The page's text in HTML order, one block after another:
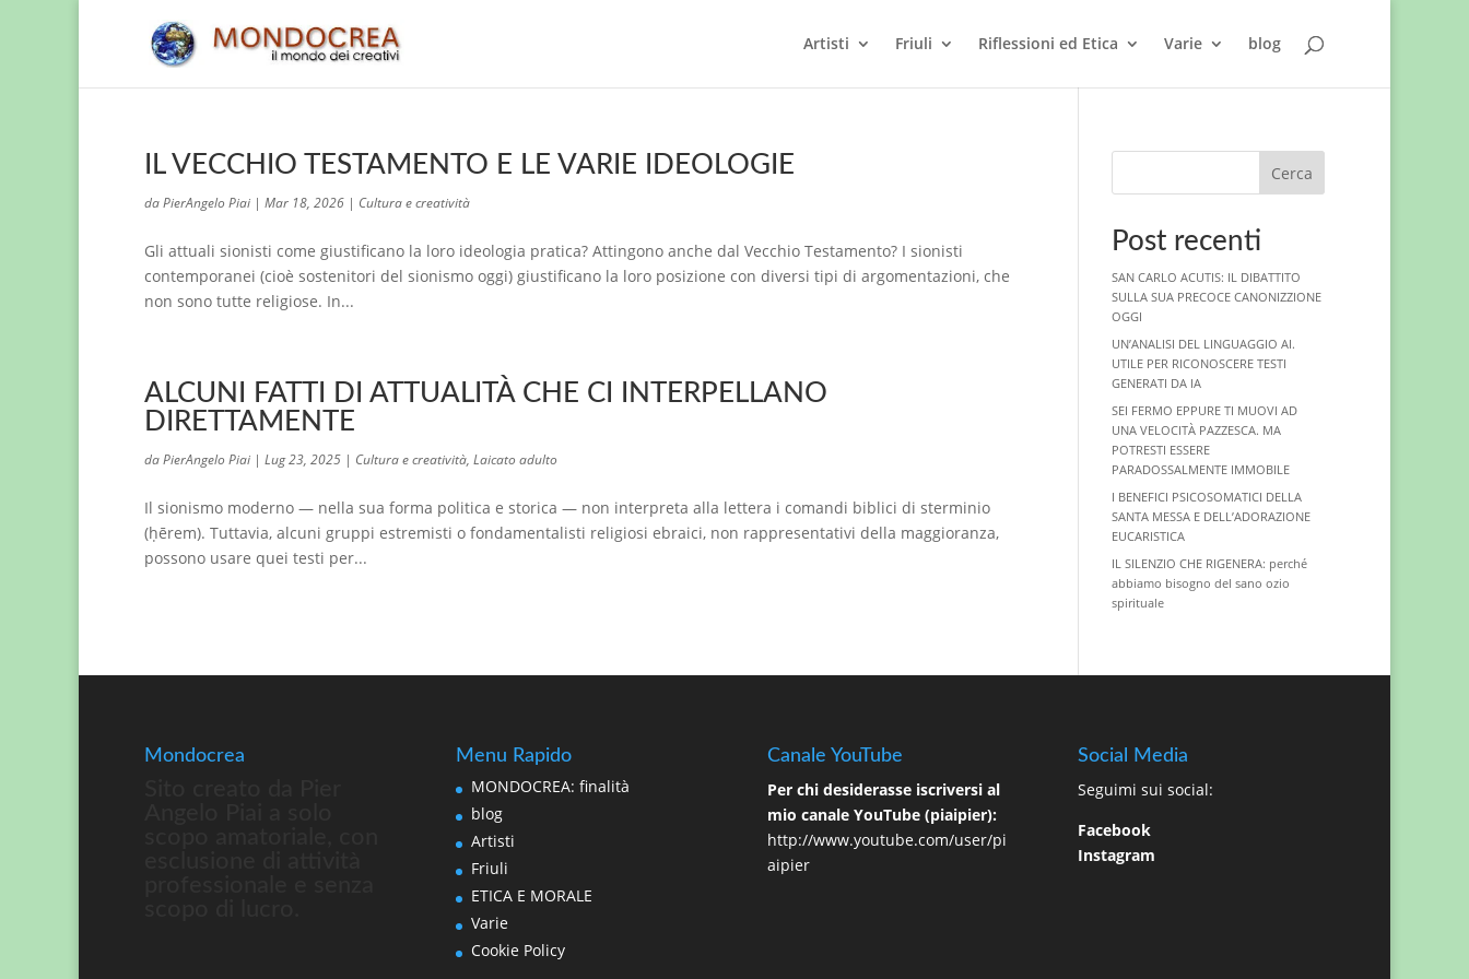
Artisti Friuli Riflessioni ed Etica Varie blog
IL VECCHIO TESTAMENTO E LE VARIE IDEOLOGIE
daPierAngelo Piai | Mar 18, 2026 | Cultura e creatività
Gli attuali sionisti come giustificano la loro ideologia pratica? Attingono anche dal Vecchio Testamento? I sionisti
contemporanei (cioè sostenitori del sionismo oggi) giustificano la loro posizione con diversi tipi di argomentazioni, che
non sono tutte religiose. In...
ALCUNI FATTI DI ATTUALITÀ CHE CI INTERPELLANO
DIRETTAMENTE
daPierAngelo Piai | Lug 23, 2025 | Cultura e creatività, Laicato adulto
Il sionismo moderno — nella sua forma politica e storica — non interpreta alla lettera i comandi biblici di sterminio
(ḥērem). Tuttavia, alcuni gruppi estremisti o fondamentalisti religiosi ebraici, non rappresentativi della maggioranza,
possono usare quei testi per...
Cerca
Post recenti
SAN CARLO ACUTIS: IL DIBATTITO
SULLA SUA PRECOCE CANONIZZIONE
OGGI
UN’ANALISI DEL LINGUAGGIO AI.
UTILE PER RICONOSCERE TESTI
GENERATI DA IA
SEI FERMO EPPURE TI MUOVI AD
UNA VELOCITÀ PAZZESCA. MA
POTRESTI ESSERE
PARADOSSALMENTE IMMOBILE
I BENEFICI PSICOSOMATICI DELLA
SANTA MESSA E DELL’ADORAZIONE
EUCARISTICA
IL SILENZIO CHE RIGENERA: perché
abbiamo bisogno del sano ozio
spirituale
Mondocrea Menu Rapido
MONDOCREA: finalità
blog
Artisti
Friuli
ETICA E MORALE
Varie
Cookie Policy
Canale YouTube
Per chi desiderasse iscriversi al
mio canale YouTube (piaipier):
http://www.youtube.com/user/pi
aipier
Social Media
Seguimi sui social:
Facebook
Instagram